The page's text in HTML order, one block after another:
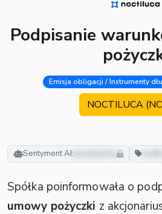
Podpisanie
Emisja obligacji / Instrumenty
NOCTILUCA
Sentyment AI: pozytywny
Spółka poinformowała o
umowy pożyczki z